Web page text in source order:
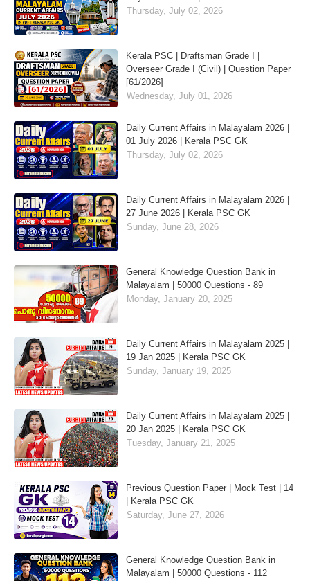
Thursday, July 02, 2026
Kerala PSC | Draftsman Grade I |
Overseer Grade I (Civil) | Question Paper
[61/2026]
Wednesday, July 01, 2026
Daily Current Affairs in Malayalam 2026 |
01 July 2026 | Kerala PSC GK
Thursday, July 02, 2026
Daily Current Affairs in Malayalam 2026 |
27 June 2026 | Kerala PSC GK
Sunday, June 28, 2026
General Knowledge Question Bank in
Malayalam | 50000 Questions - 89
Monday, January 20, 2025
Daily Current Affairs in Malayalam 2025 |
19 Jan 2025 | Kerala PSC GK
Sunday, January 19, 2025
Daily Current Affairs in Malayalam 2025 |
20 Jan 2025 | Kerala PSC GK
Tuesday, January 21, 2025
Previous Question Paper | Mock Test | 14
| Kerala PSC GK
Saturday, June 27, 2026
General Knowledge Question Bank in
Malayalam | 50000 Questions - 112